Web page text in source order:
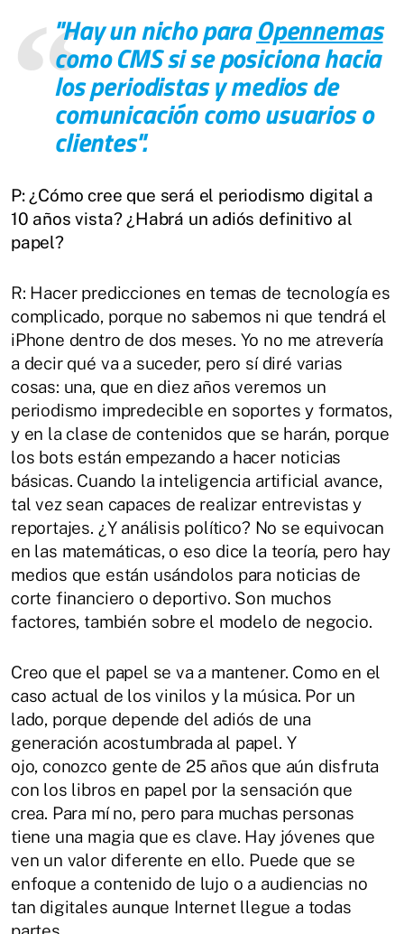
"Hay un nicho paraOpennemas
como CMSsi se posiciona hacia
los periodistas y medios de
comunicación como usuarios o
clientes".
P: ¿Cómo cree que será el periodismo digital a
10 años vista? ¿Habrá un adiós definitivo al
papel?
R: Hacer predicciones en temas de tecnología es
complicado, porque no sabemos ni que tendrá el
iPhone dentro de dos meses. Yo no me atrevería
a decir qué va a suceder, pero sí diré varias
cosas: una, que en diez años veremos un
periodismo impredecible en soportes y formatos,
y en la clase de contenidos que se harán, porque
los bots están empezando a hacer noticias
básicas. Cuando la inteligencia artificial avance,
tal vez sean capaces de realizar entrevistas y
reportajes. ¿Y análisis político? No se equivocan
en las matemáticas, o eso dice la teoría, pero hay
medios que están usándolos para noticias de
corte financiero o deportivo. Son muchos
factores, también sobre el modelo de negocio.
Creo que el papel se va a mantener. Como en el
caso actual de los vinilos y la música. Por un
lado, porque depende del adiós de una
generación acostumbrada al papel. Y
ojo, conozco gente de 25 años que aún disfruta
con los libros en papel por la sensación que
crea. Para mí no, pero para muchas personas
tiene una magia que es clave. Hay jóvenes que
ven un valor diferente en ello. Puede que se
enfoque a contenido de lujo o a audiencias no
tan digitales aunque Internet llegue a todas